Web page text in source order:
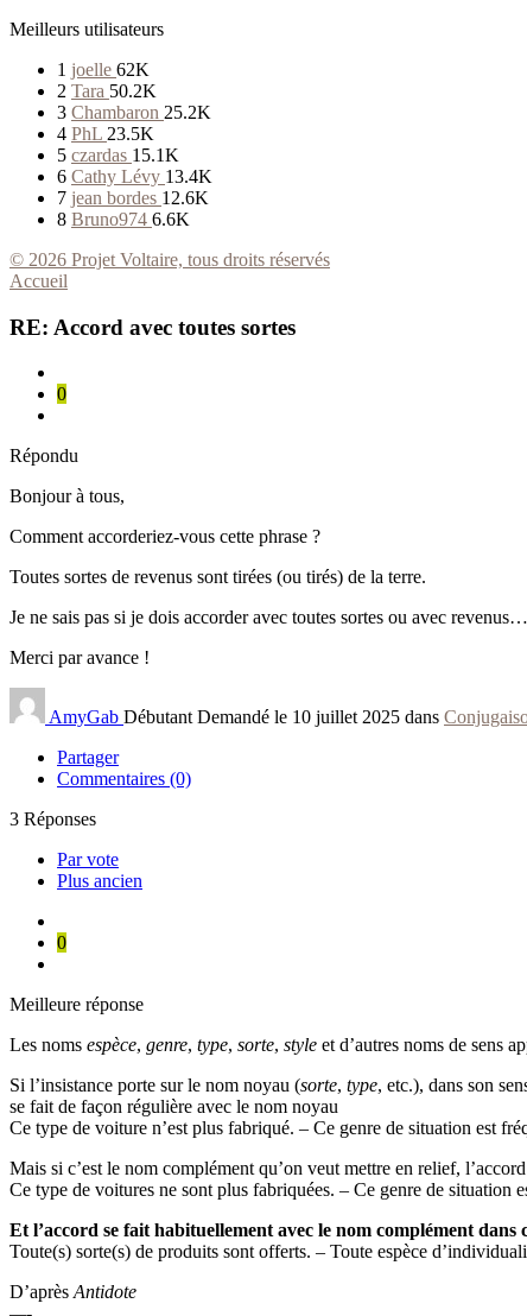
Meilleurs utilisateurs
1 joelle 62K
2 Tara 50.2K
3 Chambaron 25.2K
4 PhL 23.5K
5 czardas 15.1K
6 Cathy Lévy 13.4K
7 jean bordes 12.6K
8 Bruno974 6.6K
© 2026 Projet Voltaire, tous droits réservés
Accueil
RE: Accord avec toutes sortes
0
Répondu
Bonjour à tous,
Comment accorderiez-vous cette phrase ?
Toutes sortes de revenus sont tirées (ou tirés) de la terre.
Je ne sais pas si je dois accorder avec toutes sortes ou avec revenus…
Merci par avance !
AmyGab Débutant Demandé le 10 juillet 2025 dans
Partager
Commentaires (0)
3 Réponses
Par vote
Plus ancien
0
Meilleure réponse
Les noms espèce, genre, type, sorte, style et d’autres noms de sens
Si l’insistance porte sur le nom noyau (sorte, type, etc.), dans son
se fait de façon régulière avec le nom noyau
Ce type de voiture n’est plus fabriqué. – Ce genre de situation est
Mais si c’est le nom complément qu’on veut mettre en relief,
Ce type de voitures ne sont plus fabriquées. – Ce genre de situation
Et l’accord se fait habituellement avec le nom complément dans
Toute(s) sorte(s) de produits sont offerts. – Toute espèce
D’après Antidote